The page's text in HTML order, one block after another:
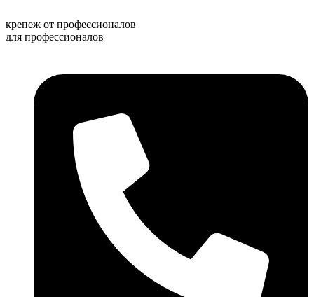
к
содержимому
крепеж от профессионалов
для профессионалов